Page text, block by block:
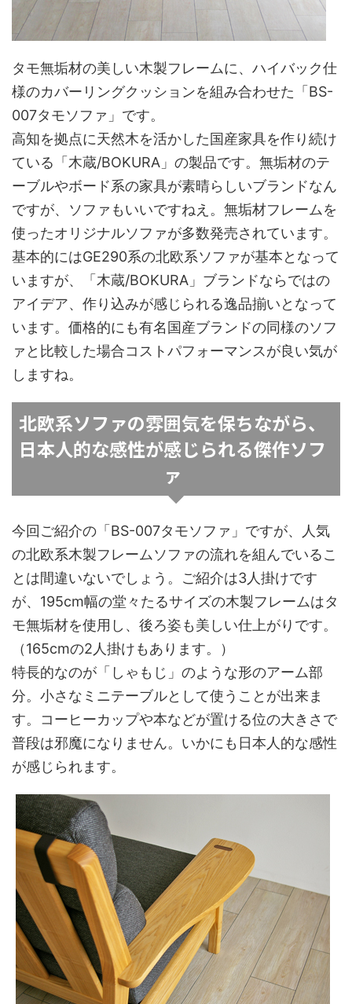
タモ無垢材の美しい木製フレームに、ハイバック仕
様のカバーリングクッションを組み合わせた「BS-
007タモソファ」です。
高知を拠点に天然木を活かした国産家具を作り続け
ている「木蔵/BOKURA」の製品です。無垢材のテ
ーブルやボード系の家具が素晴らしいブランドなん
ですが、ソファもいいですねえ。無垢材フレームを
使ったオリジナルソファが多数発売されています。
基本的にはGE290系の北欧系ソファが基本となって
いますが、「木蔵/BOKURA」ブランドならではの
アイデア、作り込みが感じられる逸品揃いとなって
います。価格的にも有名国産ブランドの同様のソフ
ァと比較した場合コストパフォーマンスが良い気が
しますね。
北欧系ソファの雰囲気を保ちながら、
日本人的な感性が感じられる傑作ソフ
ァ
今回ご紹介の「BS-007タモソファ」ですが、人気
の北欧系木製フレームソファの流れを組んでいるこ
とは間違いないでしょう。ご紹介は3人掛けです
が、195cm幅の堂々たるサイズの木製フレームはタ
モ無垢材を使用し、後ろ姿も美しい仕上がりです。
（165cmの2人掛けもあります。）
特長的なのが「しゃもじ」のような形のアーム部
分。小さなミニテーブルとして使うことが出来ま
す。コーヒーカップや本などが置ける位の大きさで
普段は邪魔になりません。いかにも日本人的な感性
が感じられます。